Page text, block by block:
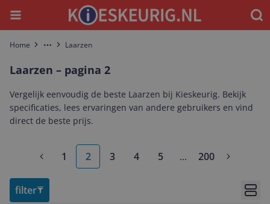
Menu
Home More Laarzen
Laarzen – pagina 2
Vergelijk eenvoudig de beste Laarzen bij Kieskeurig. Bekijk
specificaties, lees ervaringen van andere gebruikers en vind
direct de beste prijs.
1 2 3 4 5 ...More pages
200
filter